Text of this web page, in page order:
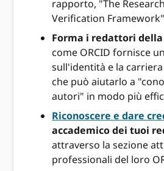
rapporto, "The
Verification
Forma i redattori
come ORCID fornisce
sull'identità e la
che può aiutarlo a
autori" in modo più
Riconoscere e dare
accademico dei tuoi
attraverso la sezione
professionali del loro